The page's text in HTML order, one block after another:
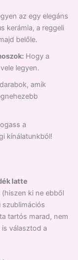
az egy elegáns
kerámia, a reggeli
belőle.
Hogy a
legyen.
amik
a
kínálatunkból!
latte
ki ne ebből
szublimációs
tartós marad, nem
választod a